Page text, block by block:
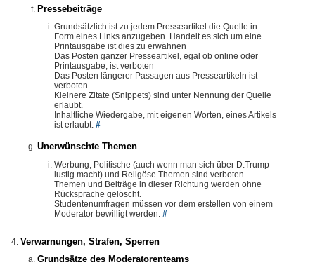
Pressebeiträge
Grundsätzlich ist zu jedem Presseartikel die Quelle in
Form eines Links anzugeben. Handelt es sich um eine
Printausgabe ist dies zu erwähnen
Das Posten ganzer Presseartikel, egal ob online oder
Printausgabe, ist verboten
Das Posten längerer Passagen aus Presseartikeln ist
verboten.
Kleinere Zitate (Snippets) sind unter Nennung der Quelle
erlaubt.
Inhaltliche Wiedergabe, mit eigenen Worten, eines Artikels
ist erlaubt. #
Unerwünschte Themen
Werbung, Politische (auch wenn man sich über D.Trump
lustig macht) und Religöse Themen sind verboten.
Themen und Beiträge in dieser Richtung werden ohne
Rücksprache gelöscht.
Studentenumfragen müssen vor dem erstellen von einem
Moderator bewilligt werden. #
Verwarnungen, Strafen, Sperren
Grundsätze des Moderatorenteams